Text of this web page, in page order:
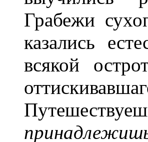
Грабежи
казались
всякой